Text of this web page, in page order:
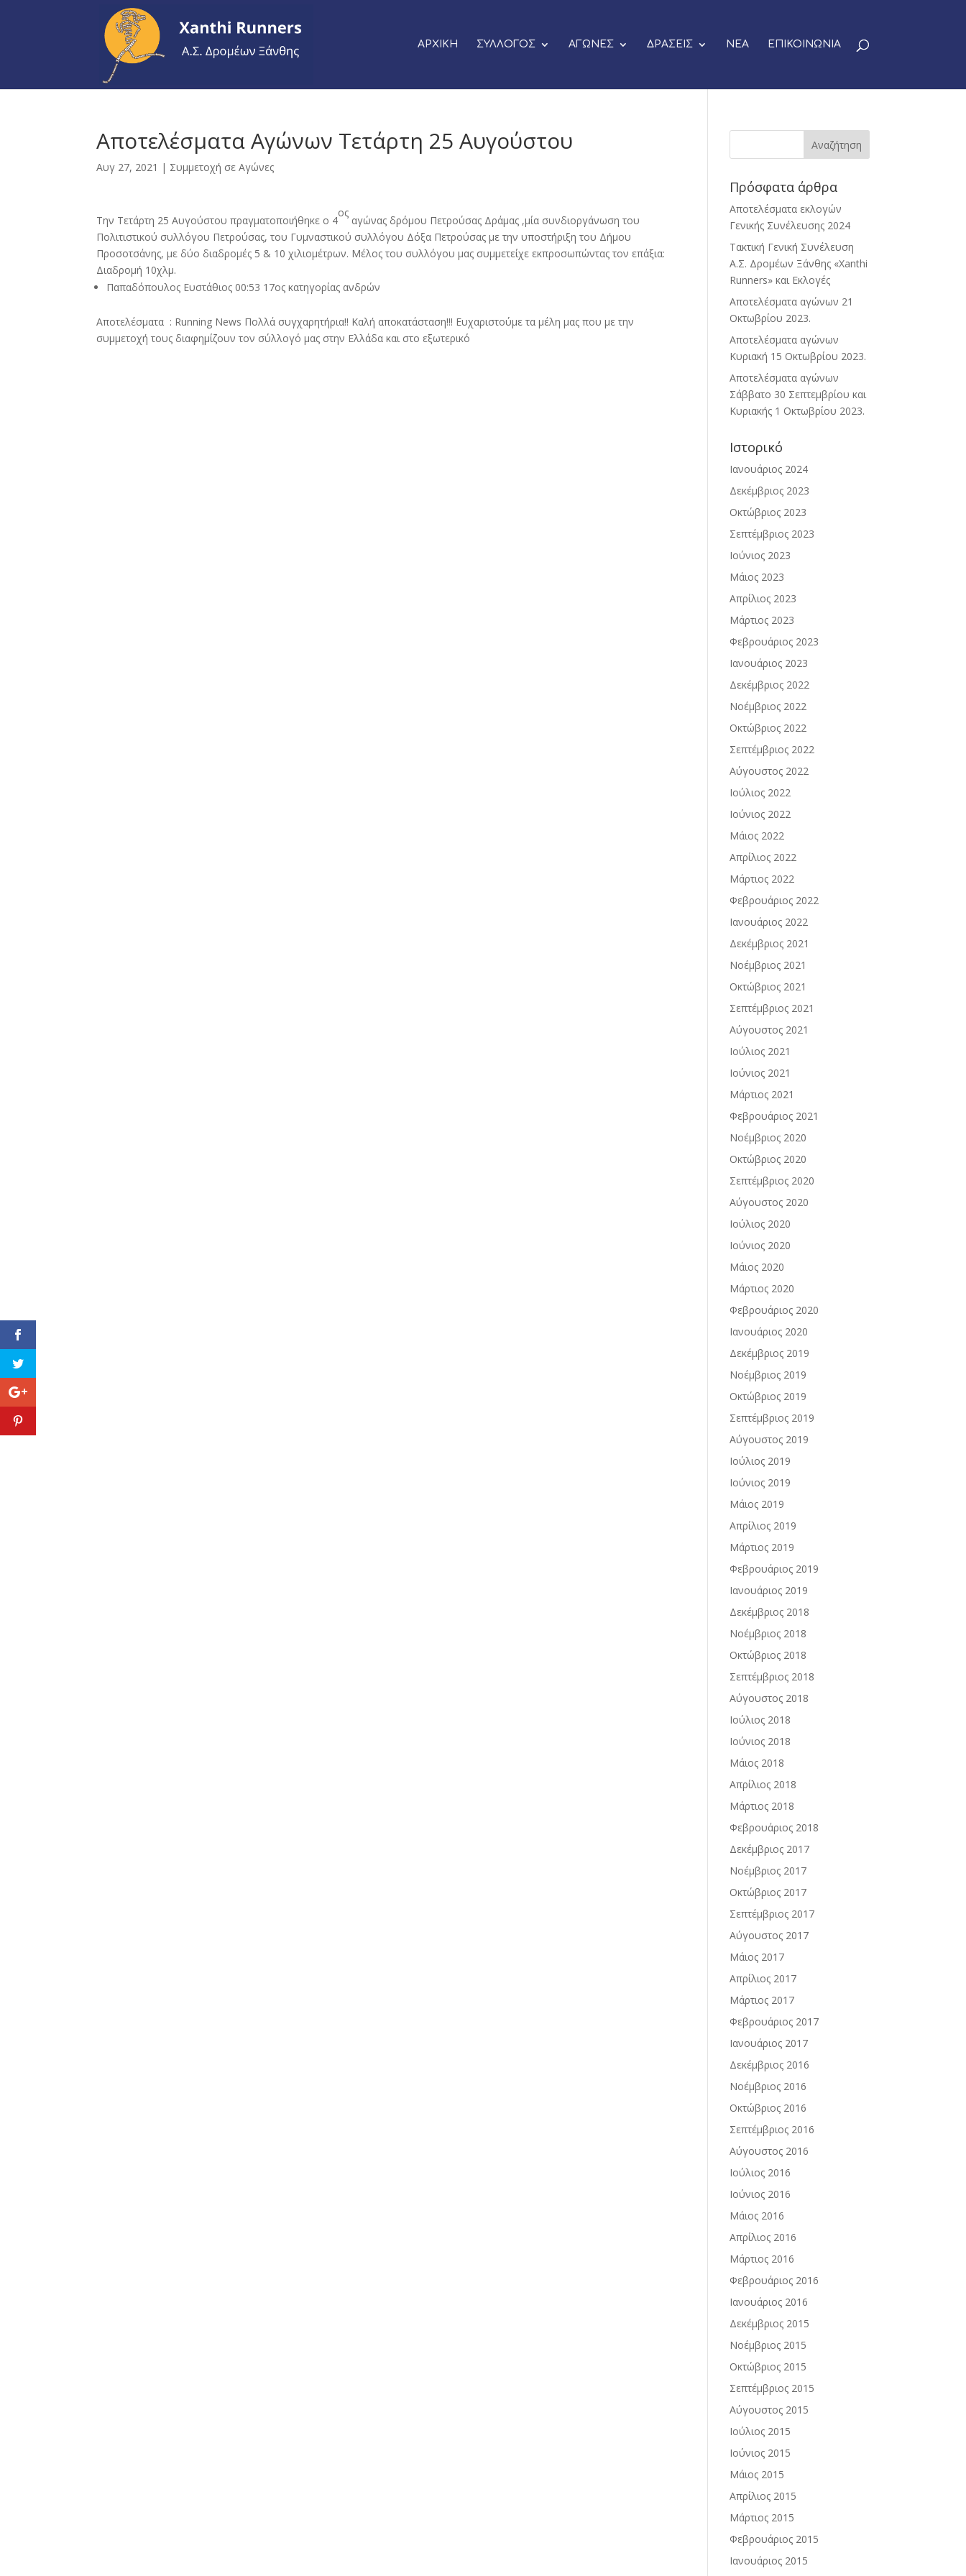
ΑΡΧΙΚΗ ΣΥΛΛΟΓΟΣ ΑΓΩΝΕΣ ΔΡΑΣΕΙΣ ΝΕΑ ΕΠΙΚΟΙΝΩΝΙΑ
Αποτελέσματα Αγώνων Τετάρτη 25 Αυγούστου
Αυγ 27, 2021 | Συμμετοχή σε Αγώνες
Την Τετάρτη 25 Αυγούστου πραγματοποιήθηκε ο 4
ος
αγώνας δρόμου Πετρούσας Δράμας ,μία συνδιοργάνωση του
Πολιτιστικού συλλόγου Πετρούσας, του Γυμναστικού συλλόγου Δόξα Πετρούσας με την υποστήριξη του Δήμου
Προσοτσάνης, με δύο διαδρομές 5 & 10 χιλιομέτρων. Μέλος του συλλόγου μας συμμετείχε εκπροσωπώντας τον επάξια:
Διαδρομή 10χλμ.
Παπαδόπουλος Ευστάθιος 00:53 17ος κατηγορίας ανδρών
Αποτελέσματα : Running News Πολλά συγχαρητήρια!! Καλή αποκατάσταση!!! Ευχαριστούμε τα μέλη μας που με την
συμμετοχή τους διαφημίζουν τον σύλλογό μας στην Ελλάδα και στο εξωτερικό
Πρόσφατα άρθρα
Αποτελέσματα εκλογών
Γενικής Συνέλευσης 2024
Τακτική Γενική Συνέλευση
Α.Σ. Δρομέων Ξάνθης «Xanthi
Runners» και Εκλογές
Αποτελέσματα αγώνων 21
Οκτωβρίου 2023.
Αποτελέσματα αγώνων
Κυριακή 15 Οκτωβρίου 2023.
Αποτελέσματα αγώνων
Σάββατο 30 Σεπτεμβρίου και
Κυριακής 1 Οκτωβρίου 2023.
Ιστορικό
Ιανουάριος 2024
Δεκέμβριος 2023
Οκτώβριος 2023
Σεπτέμβριος 2023
Ιούνιος 2023
Μάιος 2023
Απρίλιος 2023
Μάρτιος 2023
Φεβρουάριος 2023
Ιανουάριος 2023
Δεκέμβριος 2022
Νοέμβριος 2022
Οκτώβριος 2022
Σεπτέμβριος 2022
Αύγουστος 2022
Ιούλιος 2022
Ιούνιος 2022
Μάιος 2022
Απρίλιος 2022
Μάρτιος 2022
Φεβρουάριος 2022
Ιανουάριος 2022
Δεκέμβριος 2021
Νοέμβριος 2021
Οκτώβριος 2021
Σεπτέμβριος 2021
Αύγουστος 2021
Ιούλιος 2021
Ιούνιος 2021
Μάρτιος 2021
Φεβρουάριος 2021
Νοέμβριος 2020
Οκτώβριος 2020
Σεπτέμβριος 2020
Αύγουστος 2020
Ιούλιος 2020
Ιούνιος 2020
Μάιος 2020
Μάρτιος 2020
Φεβρουάριος 2020
Ιανουάριος 2020
Δεκέμβριος 2019
Νοέμβριος 2019
Οκτώβριος 2019
Σεπτέμβριος 2019
Αύγουστος 2019
Ιούλιος 2019
Ιούνιος 2019
Μάιος 2019
Απρίλιος 2019
Μάρτιος 2019
Φεβρουάριος 2019
Ιανουάριος 2019
Δεκέμβριος 2018
Νοέμβριος 2018
Οκτώβριος 2018
Σεπτέμβριος 2018
Αύγουστος 2018
Ιούλιος 2018
Ιούνιος 2018
Μάιος 2018
Απρίλιος 2018
Μάρτιος 2018
Φεβρουάριος 2018
Δεκέμβριος 2017
Νοέμβριος 2017
Οκτώβριος 2017
Σεπτέμβριος 2017
Αύγουστος 2017
Μάιος 2017
Απρίλιος 2017
Μάρτιος 2017
Φεβρουάριος 2017
Ιανουάριος 2017
Δεκέμβριος 2016
Νοέμβριος 2016
Οκτώβριος 2016
Σεπτέμβριος 2016
Αύγουστος 2016
Ιούλιος 2016
Ιούνιος 2016
Μάιος 2016
Απρίλιος 2016
Μάρτιος 2016
Φεβρουάριος 2016
Ιανουάριος 2016
Δεκέμβριος 2015
Νοέμβριος 2015
Οκτώβριος 2015
Σεπτέμβριος 2015
Αύγουστος 2015
Ιούλιος 2015
Ιούνιος 2015
Μάιος 2015
Απρίλιος 2015
Μάρτιος 2015
Φεβρουάριος 2015
Ιανουάριος 2015